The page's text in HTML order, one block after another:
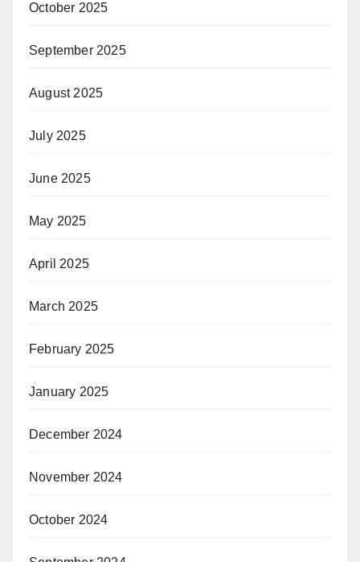
October 2025
September 2025
August 2025
July 2025
June 2025
May 2025
April 2025
March 2025
February 2025
January 2025
December 2024
November 2024
October 2024